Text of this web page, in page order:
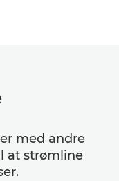
med andre
at strømline